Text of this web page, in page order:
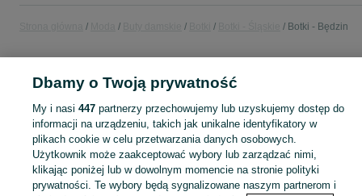
Botki - Będzin
KATEGORIA
Szeroki wybór botek damskich Będzin ▶️ skórzane, na obcasie, zamszowe i jesienne ✅ Nowe i używane w atrakcyjnych cenach ✌ Znajdź oferty na OLX.pl! Zobacz
Dbamy o Twoją prywatność
My i nasi 447partnerzy przechowujemy lub uzyskujemy dostęp do
informacji na urządzeniu, takich jak unikalne identyfikatory w
plikach cookie w celu przetwarzania danych osobowych.
Użytkownik może zaakceptować wybory lub zarządzać nimi,
klikając poniżej lub w dowolnym momencie na stronie polityki
prywatności. Te wybory będą sygnalizowane naszym partnerom i